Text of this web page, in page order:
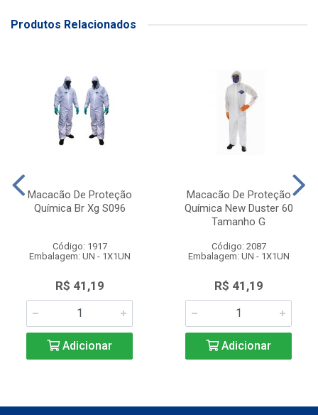
Produtos Relacionados
Macacão De Proteção
Química Br Xg S096
Código: 1917
Embalagem: UN - 1X1UN
R$ 41,19
Adicionar
Macacão De Proteção
Química New Duster 60
Tamanho G
Código: 2087
Embalagem: UN - 1X1UN
R$ 41,19
Adicionar